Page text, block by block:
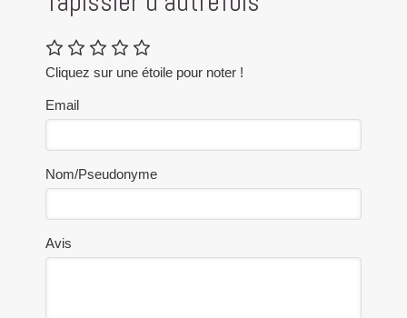
Cliquez sur une étoile pour noter !
Email
Nom/Pseudonyme
Avis